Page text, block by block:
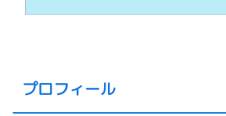
プロフィール